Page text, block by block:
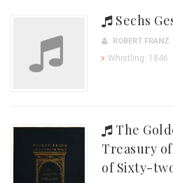
Sechs
ROBERT FRANZ
Whistling: 1846
The
Treasury
of Sixty-